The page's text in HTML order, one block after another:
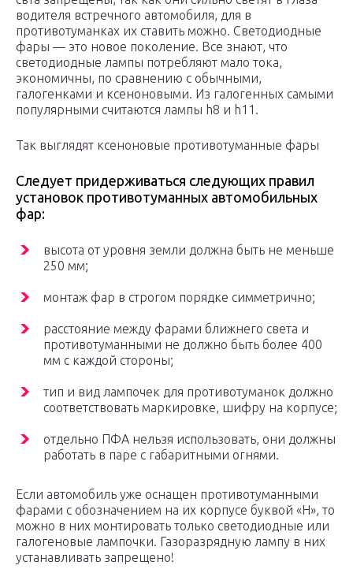
водителя встречного автомобиля, для в
противотуманках их ставить можно. Светодиодные
фары — это новое поколение. Все знают, что
светодиодные лампы потребляют мало тока,
экономичны, по сравнению с обычными,
галогенками и ксеноновыми. Из галогенных самыми
популярными считаются лампы h8 и h11.
Так выглядят ксеноновые противотуманные фары
Следует придерживаться следующих правил
установок противотуманных автомобильных
фар:
высота от уровня земли должна быть не меньше
250 мм;
монтаж фар в строгом порядке симметрично;
расстояние между фарами ближнего света и
противотуманными не должно быть более 400
мм с каждой стороны;
тип и вид лампочек для противотуманок должно
соответствовать маркировке, шифру на корпусе;
отдельно ПФА нельзя использовать, они должны
работать в паре с габаритными огнями.
Если автомобиль уже оснащен противотуманными
фарами с обозначением на их корпусе буквой «Н», то
можно в них монтировать только светодиодные или
галогеновые лампочки. Газоразрядную лампу в них
устанавливать запрещено!